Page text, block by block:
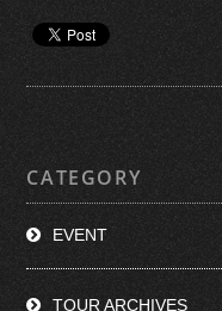
CATEGORY
EVENT
TOUR ARCHIVES